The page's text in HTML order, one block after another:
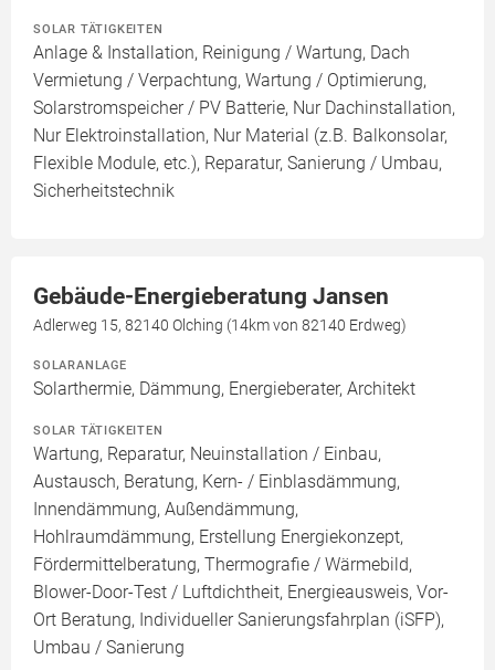
SOLAR TÄTIGKEITEN
Anlage & Installation, Reinigung / Wartung, Dach
Vermietung / Verpachtung, Wartung / Optimierung,
Solarstromspeicher / PV Batterie, Nur Dachinstallation,
Nur Elektroinstallation, Nur Material (z.B. Balkonsolar,
Flexible Module, etc.), Reparatur, Sanierung / Umbau,
Sicherheitstechnik
Gebäude-Energieberatung Jansen
Adlerweg 15, 82140 Olching (14km von 82140 Erdweg)
SOLARANLAGE
Solarthermie, Dämmung, Energieberater, Architekt
SOLAR TÄTIGKEITEN
Wartung, Reparatur, Neuinstallation / Einbau,
Austausch, Beratung, Kern- / Einblasdämmung,
Innendämmung, Außendämmung,
Hohlraumdämmung, Erstellung Energiekonzept,
Fördermittelberatung, Thermografie / Wärmebild,
Blower-Door-Test / Luftdichtheit, Energieausweis, Vor-
Ort Beratung, Individueller Sanierungsfahrplan (iSFP),
Umbau / Sanierung